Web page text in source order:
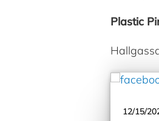
Plastic
12/15/